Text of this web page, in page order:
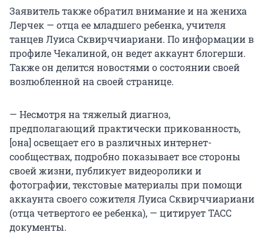
Заявитель также обратил внимание и на жениха
Лерчек — отца ее младшего ребенка, учителя
танцев Луиса Сквирччиариани. По информации в
профиле Чекалиной, он ведет аккаунт блогерши.
Также он делится новостями о состоянии своей
возлюбленной на своей странице.
— Несмотря на тяжелый диагноз,
предполагающий практически прикованность,
[она] освещает его в различных интернет-
сообществах, подробно показывает все стороны
своей жизни, публикует видеоролики и
фотографии, текстовые материалы при помощи
аккаунта своего сожителя Луиса Сквирччиариани
(отца четвертого ее ребенка), — цитирует ТАСС
документы.